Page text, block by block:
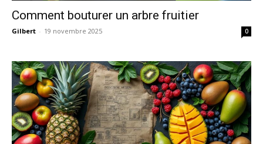
Comment bouturer un arbre fruitier
Gilbert - 19 novembre 2025 0